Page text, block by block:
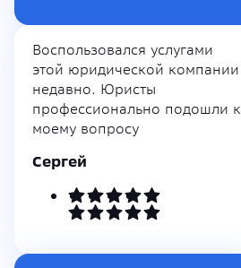
Воспользовался услугами
этой юридической компании
недавно. Юристы
профессионально подошли к
моему вопросу
Сергей